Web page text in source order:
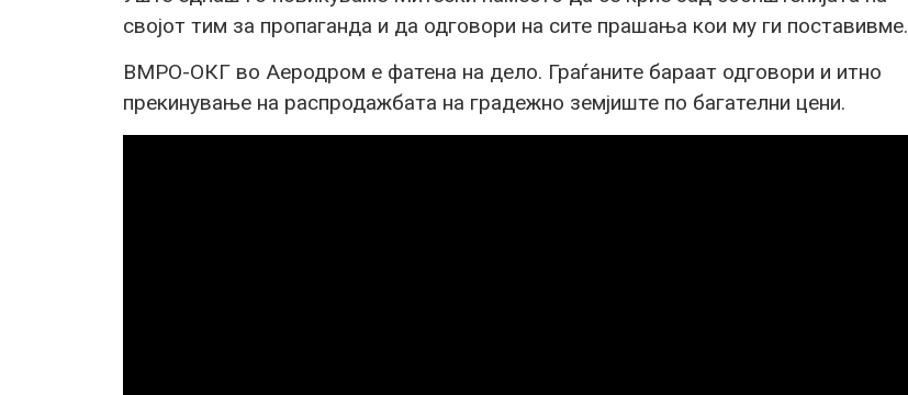
својот тим за пропаганда и да одговори на сите прашања кои му ги поставивме.
ВМРО-ОКГ во Аеродром е фатена на дело. Граѓаните бараат одговори и итно
прекинување на распродажбата на градежно земјиште по багателни цени.